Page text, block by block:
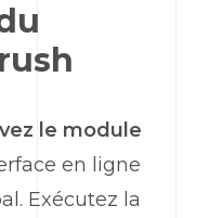
le module
en ligne
Exécutez la